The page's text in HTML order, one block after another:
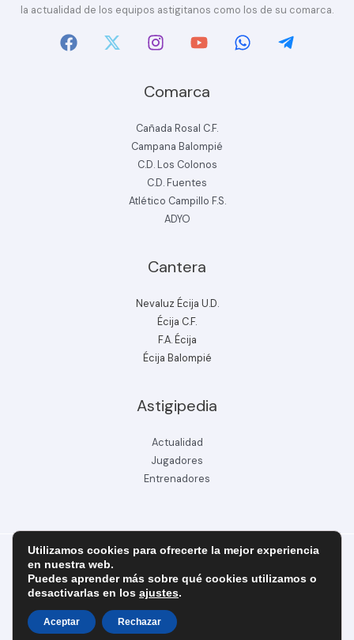
la actualidad de los equipos astigitanos como los de su comarca.
Comarca
Cañada Rosal C.F.
Campana Balompié
C.D. Los Colonos
C.D. Fuentes
Atlético Campillo F.S.
ADYO
Cantera
Nevaluz Écija U.D.
Écija C.F.
F.A. Écija
Écija Balompié
Astigipedia
Actualidad
Jugadores
Entrenadores
Copyright © 2026 ecijabpeinfo.com
Utilizamos cookies para ofrecerte la mejor experiencia
en nuestra web.
Puedes aprender más sobre qué cookies utilizamos o
desactivarlas en los ajustes.
Aceptar Rechazar